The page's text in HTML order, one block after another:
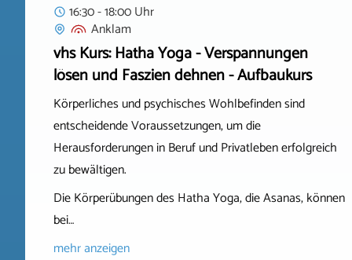
16:30 - 18:00 Uhr
Anklam
vhs Kurs: Hatha Yoga - Verspannungen
lösen und Faszien dehnen - Aufbaukurs
Körperliches und psychisches Wohlbefinden sind
entscheidende Voraussetzungen, um die
Herausforderungen in Beruf und Privatleben erfolgreich
zu bewältigen.
Die Körperübungen des Hatha Yoga, die Asanas, können
bei…
mehr anzeigen